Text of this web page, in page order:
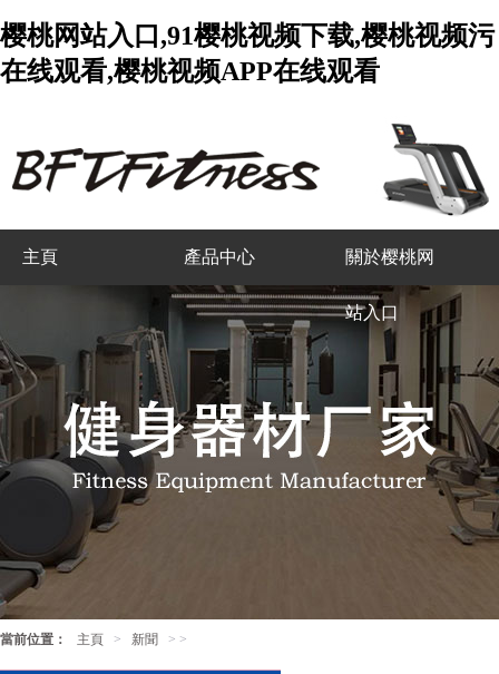
樱桃网站入口,91樱桃视频下载,樱桃视频污
在线观看,樱桃视频APP在线观看
主頁 產品中心 關於樱桃网
站入口
當前位置： 主頁 > 新聞 > >